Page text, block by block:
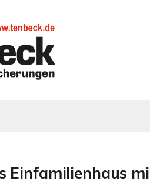
Einfamilienhaus